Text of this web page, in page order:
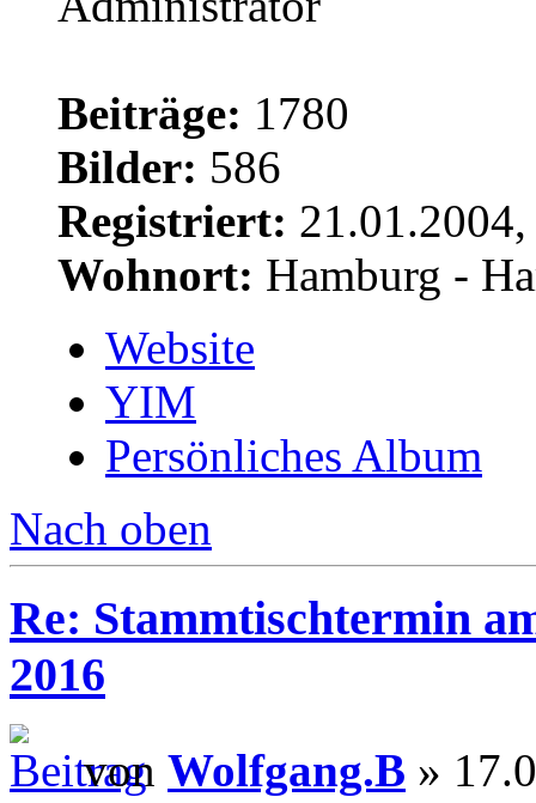
Beiträge: 1780
Bilder: 586
Registriert:
Wohnort: Hamburg -
Website
YIM
Persönliches Album
Nach oben
Re: Stammtischtermin
2016
von Wolfgang.B »